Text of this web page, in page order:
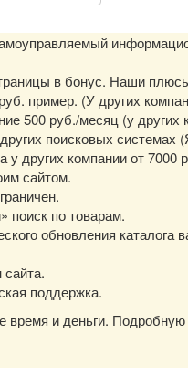
в бонус. Наши
пример. (У других
500 руб./месяц (у других
поисковых системах
у других компании от 7000
сайтом.
поиск по товарам.
обновления каталога
поддержка.
время и деньги.